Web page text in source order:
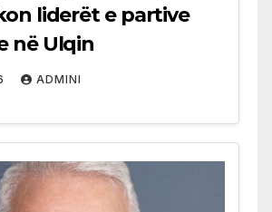
liderët e partive
në Ulqin
ADMINI